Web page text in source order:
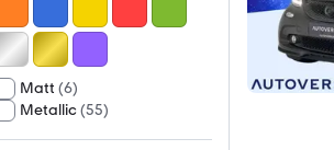
Matt (6)
Metallic(55)